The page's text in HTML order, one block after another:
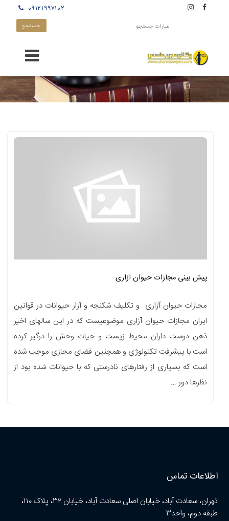
۰۹۱۲۱۹۹۷۱۰۲
پیش بینی مجازات حیوان آزاری
مجازات حیوان آزاری و تکلیف شکنجه و آزار حیوانات در قوانین
ایران مجازات حیوان آزاری موضوعیست که در این سالهای اخیر
ذهن دوست داران محیط زیست و حیات وحش را درگیر کرده
است.با پیشرفت تکنولوژی و همچنین فضای مجازی موجب شده
است که بسیاری از رفتارهای نادرستی که با حیوانات شده بود از
نظرها دور …
اطلاعات تماس
تهران، سعادت آباد، خیابان اصلی سعادت آباد، خیابان ۳۲، پلاک ۱۱۰،
طبقه دوم، واحد۳